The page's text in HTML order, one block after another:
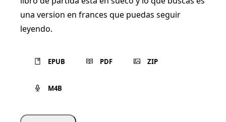
una version en frances que puedas seguir
leyendo.
EPUB PDF ZIP
M4B